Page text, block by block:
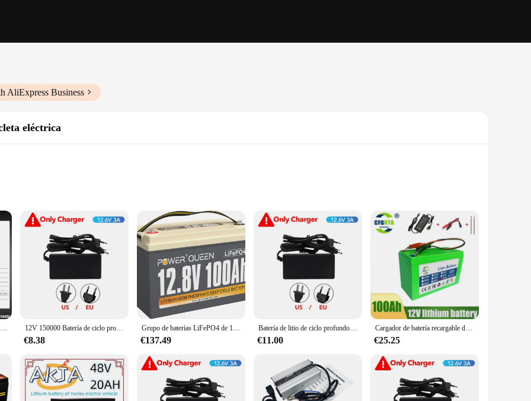
AliExpress Business
eléctrica
technology, offering a deep cycle capability that ensures your electric bicycle remains reliable and efficient for longer rides. Crafted
and consistent performance. Its robust design not only guarantees durability but also makes it compact, making it a perfect fit
match for those seeking a reliable and long-lasting power source. The 200Ah capacity provides ample energy to power your
daily commuting, leisure rides, or even longer journeys. Its deep cycle capability means it can handle repeated discharges and
at all times.
bicycle, this battery set is a reliable choice. Its deep cycle performance and durable construction make it a valuable addition to
every time.
Paquete de batería LiFePO4 de 12V, 24V, 100Ah, 200Ah, 300Ah, Bluetooth, BMS, ciclo profundo para almacenamiento Solar RV, barco, carretilla elevadora fuera de la red, carrito de Golf 12V 150000 Batería de ciclo profundo de litio 18650 mAh para buscador de peces Solar, aplicaciones marinas fuera de la red para acampar al aire libre con puerto USB
€8.38
Grupo de baterías LiFePO4 de 12V y 100Ah 31 BMS integrado de 100A, batería de ciclos profundos de litio de hasta 15000 ciclos profundos, perfecta para vehículos recreativos
€137.49
Batería de litio de ciclo profundo, 12V, 150Ah, 18650, 30A, BMS, más de 4000 ciclos, perfecta para buscador de peces Solar, rueda eléctrica, barco, hogar, RV
€11.00
Cargador de batería recargable de iones de litio, paquete de batería de ciclo profundo, 12V, 100Ah, Scooters para niños con pantalla de potencia BMS integrada, nuevo
€25.25